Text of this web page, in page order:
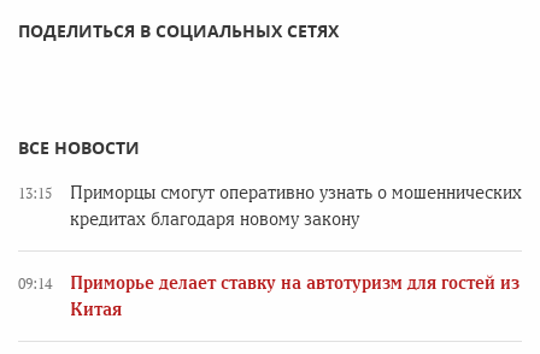
ПОДЕЛИТЬСЯ В СОЦИАЛЬНЫХ СЕТЯХ
ВСЕ НОВОСТИ
13:15
Приморцы смогут оперативно узнать о мошеннических
кредитах благодаря новому закону
09:14
Приморье делает ставку на автотуризм для гостей из
Китая